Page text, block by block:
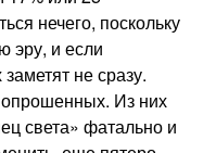
нечего, поскольку
эру, и если
не сразу.
опрошенных. Из них
света» фатально и